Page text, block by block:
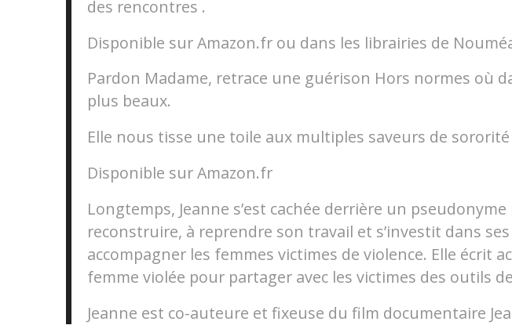
des rencontres .
Disponible sur Amazon.fr ou dans les librairies de
Pardon Madame, retrace une guérison Hors normes où
plus beaux.
Elle nous tisse une toile aux multiples saveurs de sororité
Disponible sur Amazon.fr
Longtemps, Jeanne s’est cachée derrière un
reconstruire, à reprendre son travail et s’investit dans
accompagner les femmes victimes de violence. Elle
femme violée pour partager avec les victimes des outils
Jeanne est co-auteure et fixeuse du film documentaire